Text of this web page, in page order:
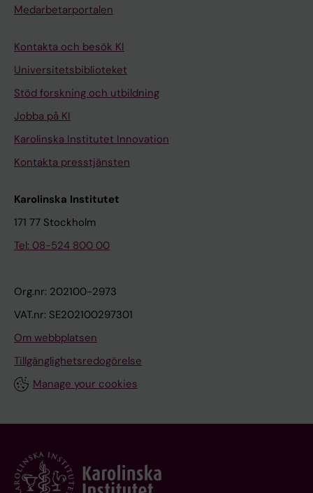
Medarbetarportalen
Kontakta och besök KI
Universitetsbiblioteket
Stöd forskning och utbildning
Jobba på KI
Karolinska Institutet Innovation
Kontakta presstjänsten
Karolinska Institutet
171 77 Stockholm
Tel: 08-524 800 00
Org.nr: 202100-2973
VAT.nr: SE202100297301
Om webbplatsen
Tillgänglighetsredogörelse
Manage your cookies